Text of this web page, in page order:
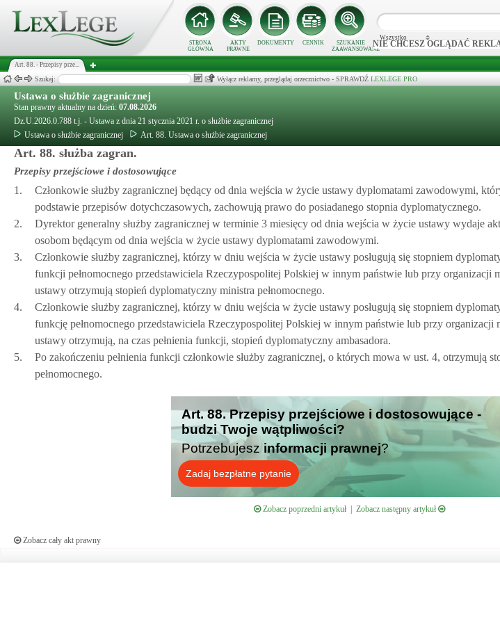
STRONA
GŁÓWNA
AKTY
PRAWNE
DOKUMENTY CENNIK
SZUKANIE
ZAAWANSOWANE
Wszystko
NIE CHCESZ OGLĄDAĆ
Art. 88. - Przepisy prze...
Szukaj: Wyłącz reklamy, przeglądaj orzecznictwo - SPRAWDŹ LEXLEGE PRO
Ustawa o służbie zagranicznej
Stan prawny aktualny na dzień: 07.08.2026
Dz.U.2026.0.788 t.j. - Ustawa z dnia 21 stycznia 2021 r. o służbie zagranicznej
Ustawa o służbie zagranicznej
Art. 88. Ustawa o służbie zagranicznej
Art. 88. służba zagran.
Przepisy przejściowe i dostosowujące
1.
Członkowie służby zagranicznej będący od dnia wejścia w życie ustawy dyplomatami zawodowymi,
podstawie przepisów dotychczasowych, zachowują prawo do posiadanego stopnia dyplomatycznego.
2.
Dyrektor generalny służby zagranicznej w terminie 3 miesięcy od dnia wejścia w życie ustawy wydaje
osobom będącym od dnia wejścia w życie ustawy dyplomatami zawodowymi.
3.
Członkowie służby zagranicznej, którzy w dniu wejścia w życie ustawy posługują się stopniem
funkcji pełnomocnego przedstawiciela Rzeczypospolitej Polskiej w innym państwie lub przy
ustawy otrzymują stopień dyplomatyczny ministra pełnomocnego.
4.
Członkowie służby zagranicznej, którzy w dniu wejścia w życie ustawy posługują się stopniem
funkcję pełnomocnego przedstawiciela Rzeczypospolitej Polskiej w innym państwie lub przy
ustawy otrzymują, na czas pełnienia funkcji, stopień dyplomatyczny ambasadora.
5.
Po zakończeniu pełnienia funkcji członkowie służby zagranicznej, o których mowa w ust. 4, otrzymują
pełnomocnego.
Art. 88. Przepisy przejściowe i dostosowujące -
budzi Twoje wątpliwości?
Potrzebujesz informacji prawnej?
Zadaj bezpłatne pytanie
Zobacz poprzedni artykuł| Zobacz następny artykuł
Zobacz cały akt prawny